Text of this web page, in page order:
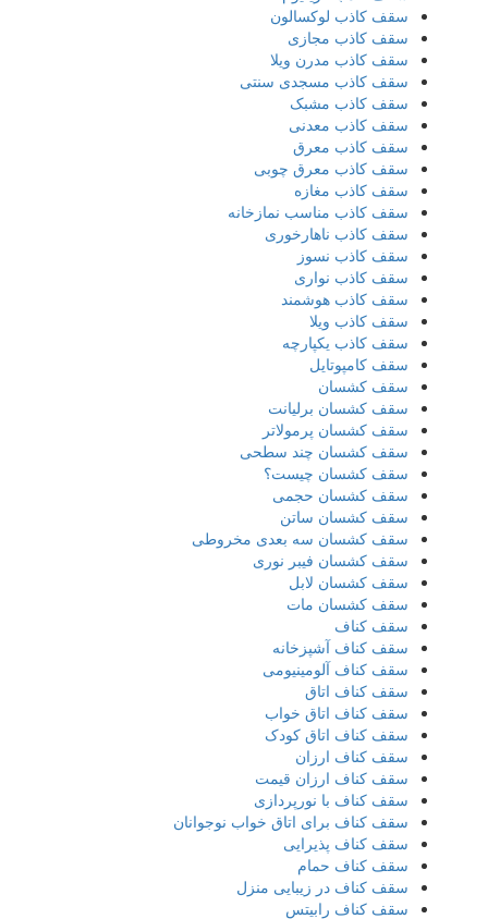
سقف کاذب لوکسالون
سقف کاذب مجازی
سقف کاذب مدرن ویلا
سقف کاذب مسجدی سنتی
سقف کاذب مشبک
سقف کاذب معدنی
سقف کاذب معرق
سقف کاذب معرق چوبی
سقف کاذب مغازه
سقف کاذب مناسب نمازخانه
سقف کاذب ناهارخوری
سقف کاذب نسوز
سقف کاذب نواری
سقف کاذب هوشمند
سقف کاذب ویلا
سقف کاذب یکپارچه
سقف کامپوتایل
سقف کشسان
سقف کشسان برلیانت
سقف کشسان پرمولاتر
سقف کشسان چند سطحی
سقف کشسان چیست؟
سقف کشسان حجمی
سقف کشسان ساتن
سقف کشسان سه بعدی مخروطی
سقف کشسان فیبر نوری
سقف کشسان لابل
سقف کشسان مات
سقف کناف
سقف کناف آشپزخانه
سقف کناف آلومینیومی
سقف کناف اتاق
سقف کناف اتاق خواب
سقف کناف اتاق کودک
سقف کناف ارزان
سقف کناف ارزان قیمت
سقف کناف با نورپردازی
سقف کناف برای اتاق خواب نوجوانان
سقف کناف پذیرایی
سقف کناف حمام
سقف کناف در زیبایی منزل
سقف کناف رابیتس